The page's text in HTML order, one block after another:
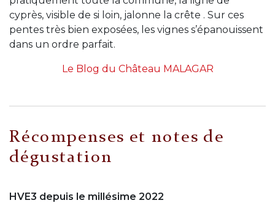
cyprès, visible de si loin, jalonne la crête . Sur ces
pentes très bien exposées, les vignes s’épanouissent
dans un ordre parfait.
Le Blog du Château MALAGAR
Récompenses et notes de
dégustation
HVE3 depuis le millésime 2022